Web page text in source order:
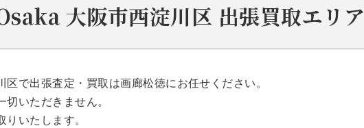
大阪市西淀川区 出張買取エリア
区で出張査定・買取は画廊松徳にお任せください。
いただきません。
いたします。